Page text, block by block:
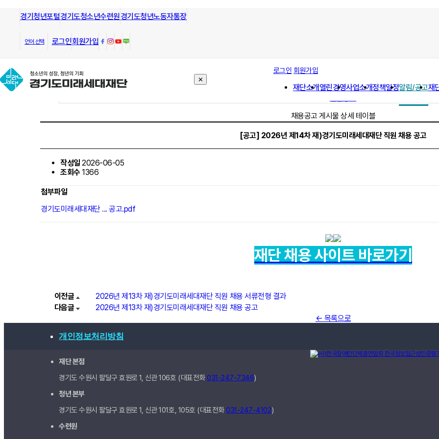
경기청년포털경기도청소년수련원경기도청년노동자통장
언어 선택 로그인회원가입
✕
로그인 회원가입
재단소개열린경영사업소개정책일정알림/공고재
모든 방향으로 열린길과 그길을 안내하는
경기도미래세대재단
사업공고
채용공고 게시물 상세 테이블
[공고] 2026년 제14차 재)경기도미래세대재단 직원 채용 공고
작성일 2026-06-05
조회수 1366
첨부파일
경기도미래세대재단 ... 공고.pdf
재단 채용 사이트 바로가기
이전글
2026년 제13차 재)경기도미래세대재단 직원 채용 서류전형 결과
다음글
2026년 제13차 재)경기도미래세대재단 직원 채용 공고
← 목록으로
개인정보처리방침
재단 본점
경기도 수원시 팔달구 효원로 1, 신관106호 (대표전화031-247-7346)
청년 본부
경기도 수원시 팔달구 효원로 1, 신관101호, 105호 (대표전화031-247-4102)
수련원